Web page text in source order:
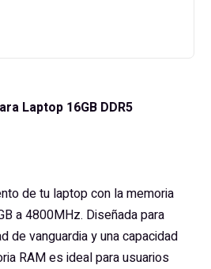
Laptop 16GB DDR5
de tu laptop con la memoria
a 4800MHz. Diseñada para
de vanguardia y una capacidad
RAM es ideal para usuarios